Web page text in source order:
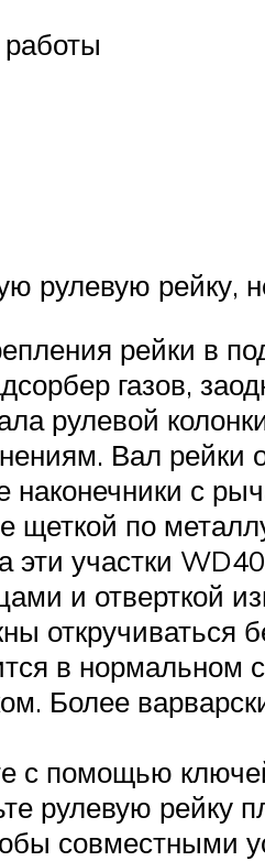
рулевую рейку,
рейки в
газов,
рулевой
Вал рейки
с
щеткой по
эти участки
и отверткой
откручиваться
в нормальном
Более
с помощью
рулевую рейку
совместными